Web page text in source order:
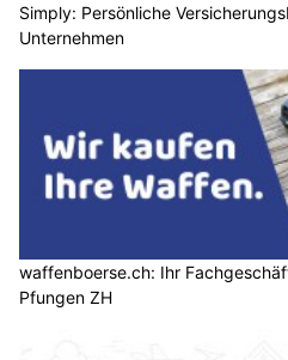
Simply: Persönliche
Unternehmen
waffenboerse.ch: Ihr
Pfungen ZH